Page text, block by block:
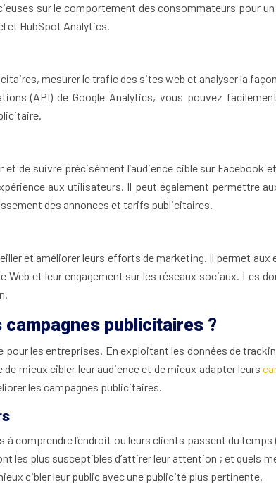
sur le comportement des consommateurs pour
et HubSpot Analytics.
mesurer le trafic des sites web et analyser la
(API) de Google Analytics, vous pouvez
de suivre précisément l’audience cible sur Facebook
aux utilisateurs. Il peut également permettre
des annonces et tarifs publicitaires.
et améliorer leurs efforts de marketing. Il permet aux
et leur engagement sur les réseaux sociaux. Les
publicitaires ?
les entreprises. En exploitant les données de
mieux cibler leur audience et de mieux adapter leurs
les campagnes publicitaires.
l’endroit ou leurs clients passent du
plus susceptibles d’attirer leur attention ; et quels
cibler leur public avec une publicité plus pertinente.